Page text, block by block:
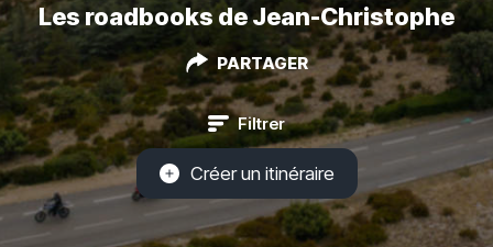
Les roadbooks de Jean-Christophe
PARTAGER
Filtrer
Créer un itinéraire